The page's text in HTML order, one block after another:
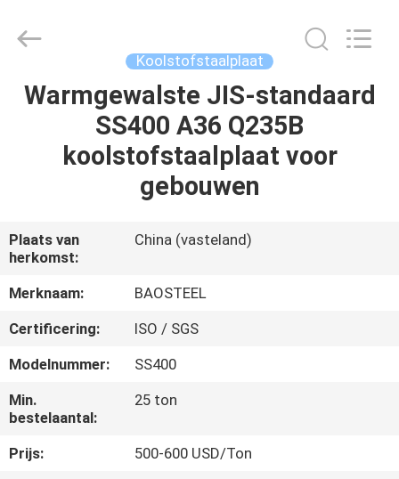
HUIS
PRODUCTEN
ONS
FABRIEKSREIS
KWALITEITSCONTROLE
CONTACTEER
ONS
INDUSTRIAL
LIMITED.
Reserved.
Koolstofstaalplaat
Warmgewalste JIS-standaard
SS400 A36 Q235B
koolstofstaalplaat voor
gebouwen
Plaats van
herkomst:
China (vasteland)
Merknaam:
BAOSTEEL
Certificering:
ISO / SGS
Modelnummer:
SS400
Min.
bestelaantal:
25 ton
Prijs:
500-600 USD/Ton